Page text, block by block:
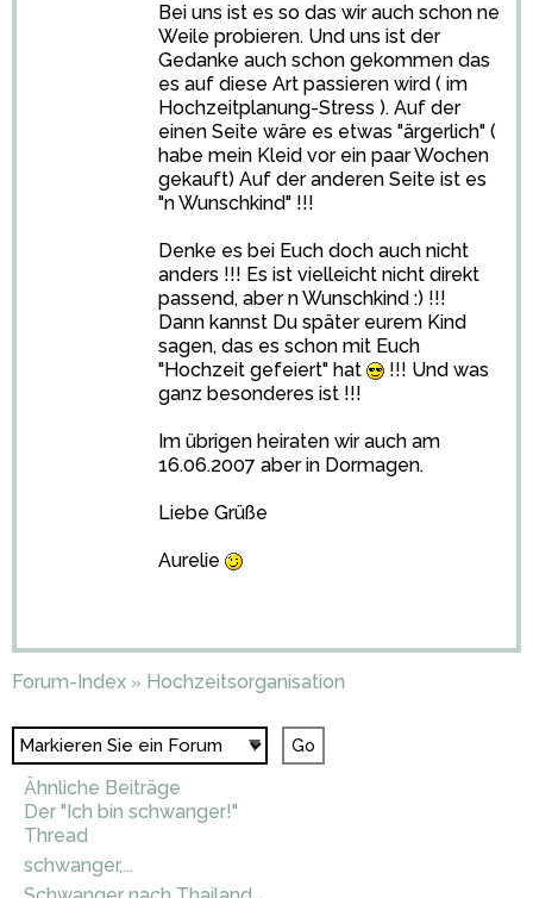
Bei uns ist es so das wir auch schon ne
Weile probieren. Und uns ist der
Gedanke auch schon gekommen das
es auf diese Art passieren wird ( im
Hochzeitplanung-Stress ). Auf der
einen Seite wäre es etwas "ärgerlich" (
habe mein Kleid vor ein paar Wochen
gekauft) Auf der anderen Seite ist es
"n Wunschkind" !!!
Denke es bei Euch doch auch nicht
anders !!! Es ist vielleicht nicht direkt
passend, aber n Wunschkind :) !!!
Dann kannst Du später eurem Kind
sagen, das es schon mit Euch
"Hochzeit gefeiert" hat
!!! Und was
ganz besonderes ist !!!
Im übrigen heiraten wir auch am
16.06.2007 aber in Dormagen.
Liebe Grüße
Aurelie
Forum-Index » Hochzeitsorganisation
Ähnliche Beiträge
Der "Ich bin schwanger!"
Thread
schwanger,...